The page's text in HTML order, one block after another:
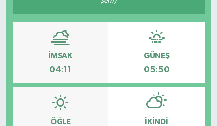
İMSAK
04:11
GÜNEŞ
05:50
ÖĞLE İKINDI
Gündem
Kültür & Sanat
Teknoloji